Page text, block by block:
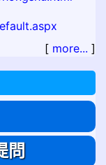
[ more... ]
問